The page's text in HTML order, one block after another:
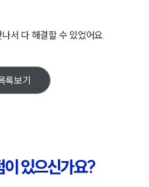
분야
전체
/자료
서 다 해결할 수 있었어요.
록보기
이 있으신가요?